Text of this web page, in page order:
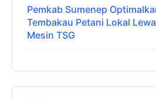
Pemkab Sumenep
Tembakau Petani Lokal
Mesin TSG